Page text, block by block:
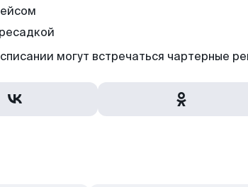
могут встречаться чартерные